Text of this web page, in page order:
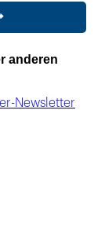
anderen
Newsletter